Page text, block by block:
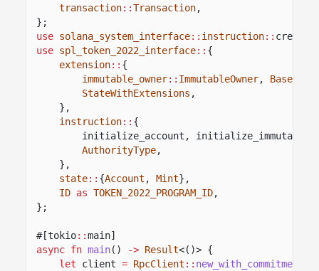
transaction::Transaction,
};
use solana_system_interface:: instruction::
use spl_token_2022_interface:: {
extension:: {
immutable_owner:: ImmutableOwner,
StateWithExtensions ,
},
instruction:: {
initialize_account,
AuthorityType,
},
state:: {Account , Mint},
ID as TOKEN_2022_PROGRAM_ID,
};
#[tokio::main]
async fn main() -> Result<()> {
let
client = RpcClient :: new_with_commitment